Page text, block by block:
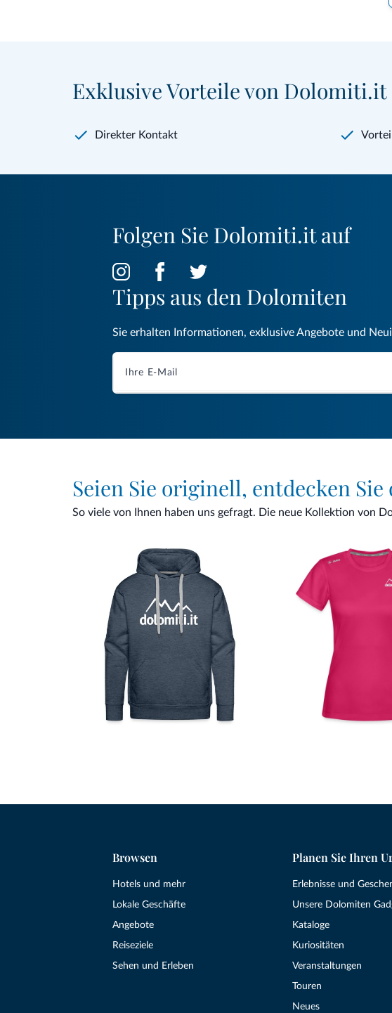
Exklusive Vorteile von Dolomiti.it
Direkter Kontakt
Folgen Sie Dolomiti.it auf
Tipps aus den Dolomiten
Sie erhalten Informationen, exklusive Angebote und
Seien Sie originell, entdecken
So viele von Ihnen haben uns gefragt. Die neue Kollektion von
Browsen
Hotels und mehr
Lokale Geschäfte
Angebote
Reiseziele
Sehen und Erleben
Planen Sie Ihren
Erlebnisse und
Unsere Dolomiten
Kataloge
Kuriositäten
Veranstaltungen
Touren
Neues